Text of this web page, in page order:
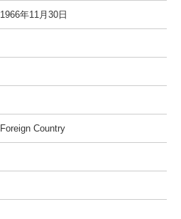
1966年11月30日
Foreign Country